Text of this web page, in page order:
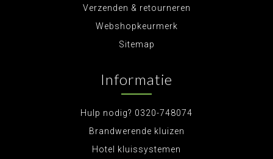
Verzenden & retourneren
Webshopkeurmerk
Sitemap
Informatie
Hulp nodig? 0320-748074
Brandwerende kluizen
Hotel kluissystemen